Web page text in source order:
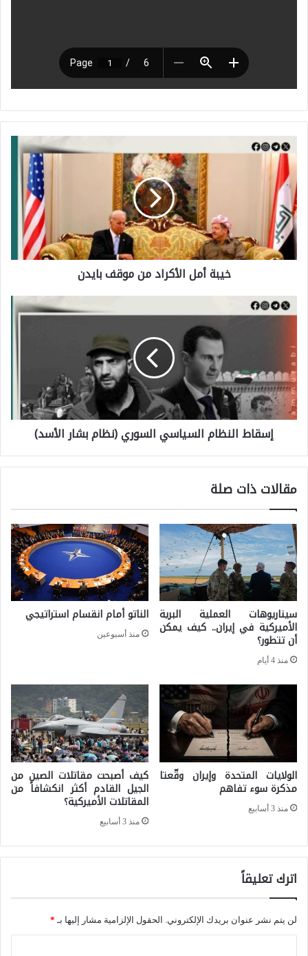
ي
ب
ة
أ
ك
ر
ا
د
ن
و
ف
ب
ا
ي
د
ن
خيبة أمل الأكراد من موقف بايدن
ق
ا
ط
ا
ظ
ا
م
ا
ل
س
ي
ا
س
ي
ر
ي
(
م
ش
إسقاط النظام السياسي السوري (نظام بشار الأسد)
مقالات ذات صلة
سيناريوهات العملية البرية
الأميركية في إيران.. كيف يمكن
أن تتطور؟
منذ 4 أيام
الناتو أمام انقسام استراتيجي
منذ أسبوعين
الولايات المتحدة وإيران وقّعتا
مذكرة سوء تفاهم
منذ 3 أسابيع
كيف أصبحت مقاتلات الصين من
الجيل القادم أكثر انكشافاً من
المقاتلات الأميركية؟
منذ 3 أسابيع
اترك تعليقاً
لن يتم نشر عنوان بريدك الإلكتروني. الحقول الإلزامية مشار إليها بـ *